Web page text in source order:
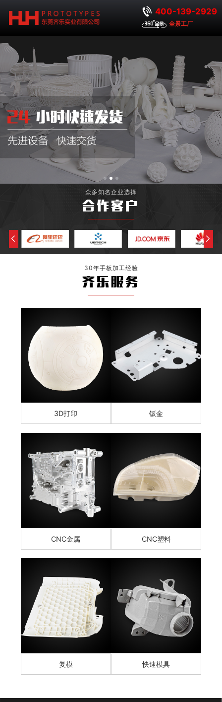
400-139-2929
全景工厂
众多知名企业选择
合作客户
30年手板加工经验
齐乐服务
3D打印 钣金
CNC金属 CNC塑料
复模 快速模具